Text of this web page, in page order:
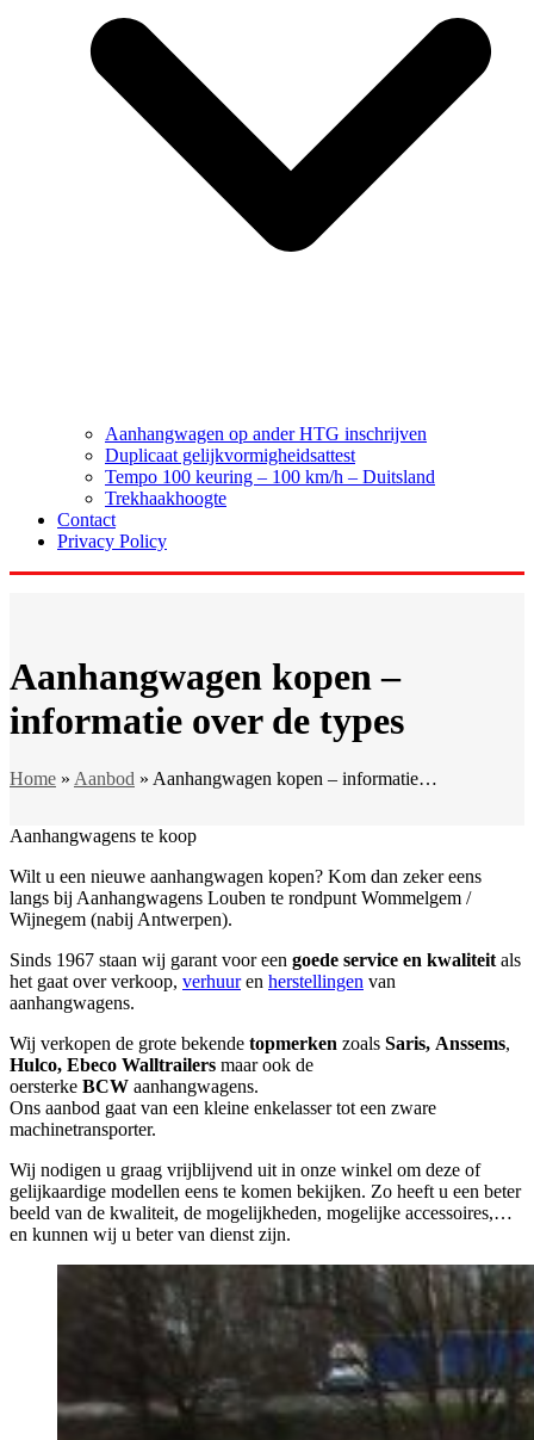
Aanhangwagen op ander HTG inschrijven
Duplicaat gelijkvormigheidsattest
Tempo 100 keuring – 100 km/h – Duitsland
Trekhaakhoogte
Contact
Privacy Policy
Aanhangwagen kopen –
informatie over de types
Home » Aanbod » Aanhangwagen kopen – informatie…
Aanhangwagens te koop
Wilt u een nieuwe aanhangwagen kopen? Kom dan zeker eens
langs bij Aanhangwagens Louben te rondpunt Wommelgem /
Wijnegem (nabij Antwerpen).
Sinds 1967 staan wij garant voor een goede service en kwaliteit als
het gaat over verkoop, verhuuren herstellingen van
aanhangwagens.
Wij verkopen de grote bekende topmerken zoals Saris, Anssems,
Hulco, Ebeco Walltrailers maar ook de
oersterke BCW aanhangwagens.
Ons aanbod gaat van een kleine enkelasser tot een zware
machinetransporter.
Wij nodigen u graag vrijblijvend uit in onze winkel om deze of
gelijkaardige modellen eens te komen bekijken. Zo heeft u een beter
beeld van de kwaliteit, de mogelijkheden, mogelijke accessoires,…
en kunnen wij u beter van dienst zijn.